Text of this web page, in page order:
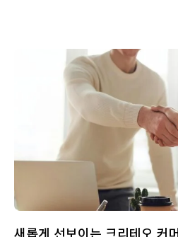
새롭게 선보이는 크리테오 커